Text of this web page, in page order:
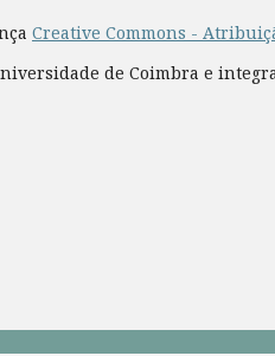
Creative Commons -
de Coimbra e